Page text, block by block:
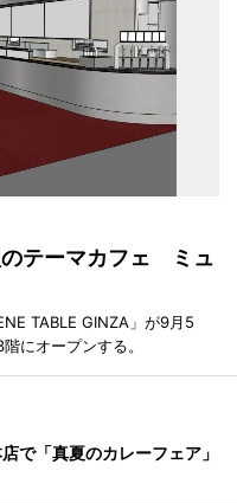
テーマカフェ ミュ
TABLE GINZA」が9月5
にオープンする。
で「真夏のカレーフェア」